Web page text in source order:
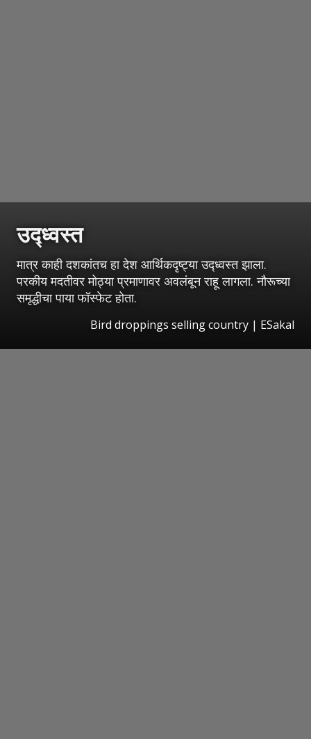
उद्ध्वस्त
मात्र काही दशकांतच हा देश आर्थिकदृष्ट्या उद्ध्वस्त झाला.
परकीय मदतीवर मोठ्या प्रमाणावर अवलंबून राहू लागला. नौरूच्या
समृद्धीचा पाया फॉस्फेट होता.
Bird droppings selling country | ESakal